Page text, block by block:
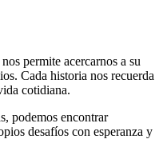
permite acercarnos a su
Cada historia nos recuerda
cotidiana.
podemos encontrar
desafíos con esperanza y